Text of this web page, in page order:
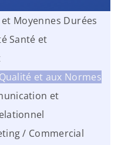
Moyennes Durées
Santé et
et aux Normes
et
/ Commercial